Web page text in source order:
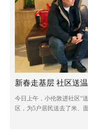
新春走基层 社区送
今日上午，小伦敦进社区“
区，为5户居民送去了米、